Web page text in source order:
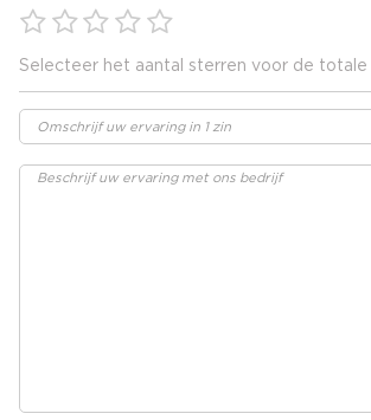
Selecteer het aantal sterren voor de totale